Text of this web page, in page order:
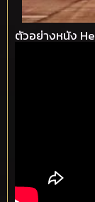
ตัวอย่างหนัง